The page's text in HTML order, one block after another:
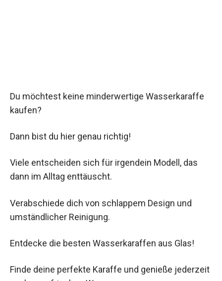
Du möchtest keine minderwertige Wasserkaraffe
kaufen?
Dann bist du hier genau richtig!
Viele entscheiden sich für irgendein Modell, das
dann im Alltag enttäuscht.
Verabschiede dich von schlappem Design und
umständlicher Reinigung.
Entdecke die besten Wasserkaraffen aus Glas!
Finde deine perfekte Karaffe und genieße jederzeit